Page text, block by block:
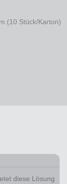
(10 Stück/Karton)
diese Lösung